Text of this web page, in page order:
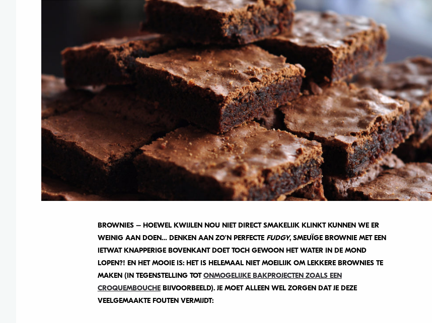
BROWNIES – HOEWEL KWIJLEN NOU NIET DIRECT SMAKELIJK KLINKT KUNNEN WE ER
WEINIG AAN DOEN… DENKEN AAN ZO’N PERFECTE FUDGY, SMEUÏGE BROWNIE MET EEN
IETWAT KNAPPERIGE BOVENKANT DOET TOCH GEWOON HET WATER IN DE MOND
LOPEN?! EN HET MOOIE IS: HET IS HELEMAAL NIET MOEILIJK OM LEKKERE BROWNIES TE
MAKEN (IN TEGENSTELLING TOTONMOGELIJKE BAKPROJECTEN ZOALS EEN
CROQUEMBOUCHEBIJVOORBEELD). JE MOET ALLEEN WEL ZORGEN DAT JE DEZE
VEELGEMAAKTE FOUTEN VERMIJDT: